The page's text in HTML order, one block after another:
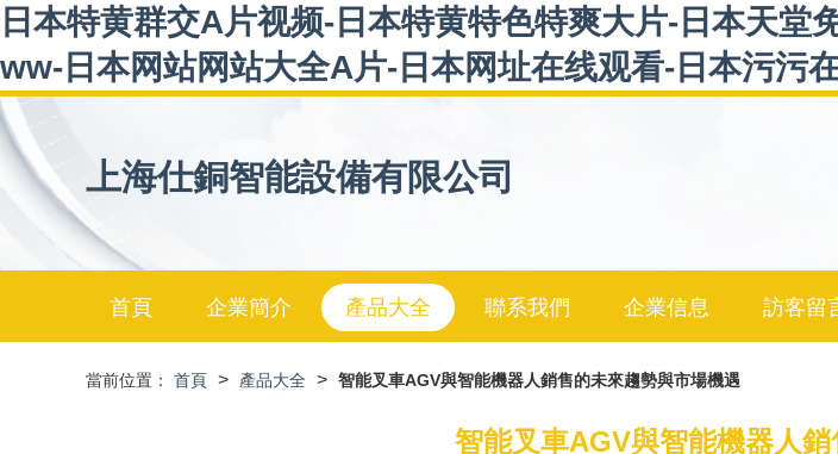
日本特黄群交A片视频-日本特黄特色特爽大片-日本天
ww-日本网站网站大全A片-日本网址在线观看-日本污污
上海仕銅智能設備有限公司
首頁 企業簡介 產品大全 聯系我們 企業信息 訪客留
當前位置： 首頁 > 產品大全 > 智能叉車AGV與智能機器人銷售的未來趨勢與市場機遇
智能叉車AGV與智能機器人